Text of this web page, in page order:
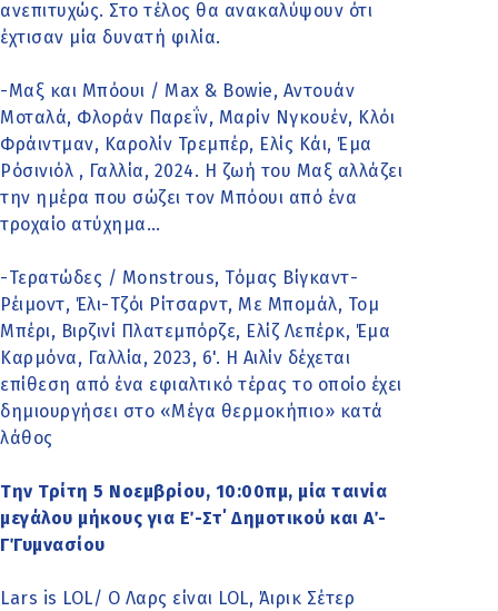
ανεπιτυχώς. Στο τέλος θα ανακαλύψουν ότι
έχτισαν μία δυνατή φιλία.
-Μαξ και Μπόουι / Max & Bowie, Αντουάν
Μοταλά, Φλοράν Παρεΐν, Μαρίν Νγκουέν, Κλόι
Φράιντμαν, Καρολίν Τρεμπέρ, Ελίς Κάι, Έμα
Ρόσινιόλ , Γαλλία, 2024. Η ζωή του Μαξ αλλάζει
την ημέρα που σώζει τον Μπόουι από ένα
τροχαίο ατύχημα…
-Τερατώδες / Monstrous, Τόμας Βίγκαντ-
Ρέιμοντ, Έλι-Τζόι Ρίτσαρντ, Με Μπομάλ, Τομ
Μπέρι, Βιρζινί Πλατεμπόρζε, Ελίζ Λεπέρκ, Έμα
Καρμόνα, Γαλλία, 2023, 6'. Η Αιλίν δέχεται
επίθεση από ένα εφιαλτικό τέρας το οποίο έχει
δημιουργήσει στο «Μέγα θερμοκήπιο» κατά
λάθος
Την Τρίτη 5 Νοεμβρίου, 10:00πμ, μία ταινία
μεγάλου μήκους για Ε΄-Στ΄ Δημοτικού και Α΄-
Γ΄Γυμνασίου
Lars is LOL/ Ο Λαρς είναι LOL, Άιρικ Σέτερ